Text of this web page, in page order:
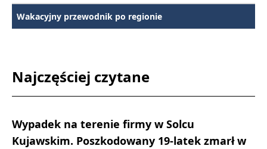
Wakacyjny przewodnik po regionie
Najczęściej czytane
Wypadek na terenie firmy w Solcu
Kujawskim. Poszkodowany 19-latek zmarł w